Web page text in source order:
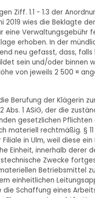
Ziff. 1.1 - 1.3 der
2019 wies die Beklagte
eine Verwaltungsgebühr
erhoben. In der
neu gefasst, dass,
sein und/oder
von jeweils 2 500 ¤
Berufung der Klägerin
1 ASiG, der die
gesetzlichen
materiell rechtmäßig. §
in Ulm, weil diese
Einheit, innerhalb
Zwecke
Betriebsmittel
einheitlichen
die Schaffung eines